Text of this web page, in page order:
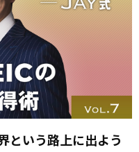
という路上に出よう